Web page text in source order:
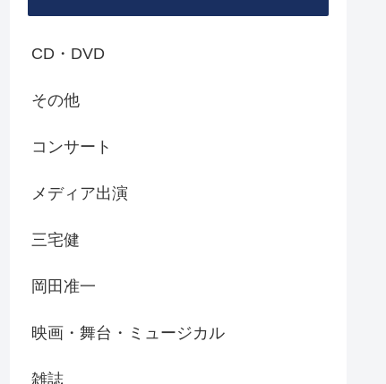
CD・DVD
その他
コンサート
メディア出演
三宅健
岡田准一
映画・舞台・ミュージカル
雑誌